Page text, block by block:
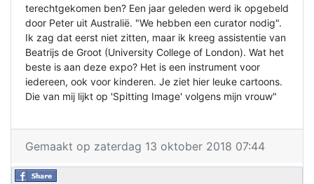
terechtgekomen ben? Een jaar geleden werd ik opgebeld
door Peter uit Australië. "We hebben een curator nodig".
Ik zag dat eerst niet zitten, maar ik kreeg assistentie van
Beatrijs de Groot (University College of London). Wat het
beste is aan deze expo? Het is een instrument voor
iedereen, ook voor kinderen. Je ziet hier leuke cartoons.
Die van mij lijkt op 'Spitting Image' volgens mijn vrouw"
Gemaakt op zaterdag 13 oktober 2018 07:44